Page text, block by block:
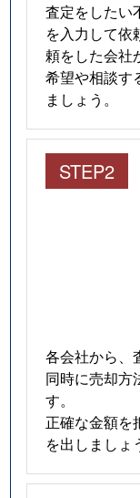
査定をしたい
を入力して依
頼をした会社
希望や相談す
ましょう。
STEP2
各会社から、
同時に売却方
す。
正確な金額を
を出しましょ